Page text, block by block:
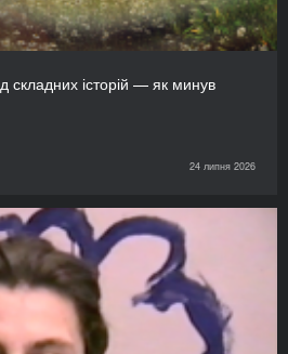
складних історій — як минув
24 липня 2026